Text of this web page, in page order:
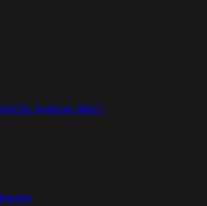
Car Avenue Watt